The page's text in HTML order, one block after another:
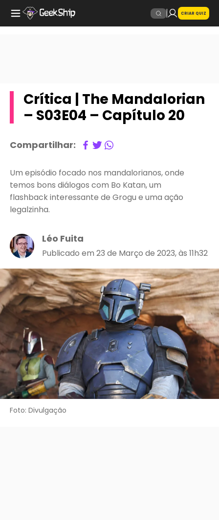
CRIAR QUIZ
Crítica | The Mandalorian
– S03E04 – Capítulo 20
Compartilhar:
Um episódio focado nos mandalorianos, onde
temos bons diálogos com Bo Katan, um
flashback interessante de Grogu e uma ação
legalzinha.
Léo Fuita
Publicado em 23 de Março de 2023, às 11h32
Foto: Divulgação